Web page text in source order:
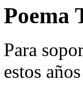
Poema
Para
estos